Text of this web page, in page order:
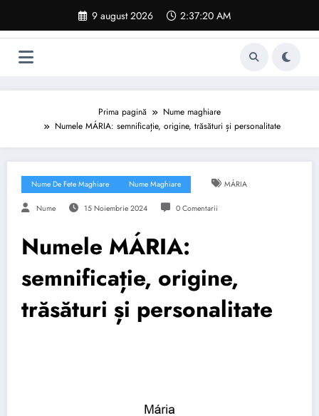
conținut
9 august 2026 2:37:21 AM
Prima pagină
Nume maghiare
Numele MÁRIA: semnificație, origine, trăsături și personalitate
Nume De Fete Maghiare Nume Maghiare MÁRIA
Nume 15 Noiembrie 2024 0 Comentarii
Numele MÁRIA:
semnificație, origine,
trăsături și personalitate